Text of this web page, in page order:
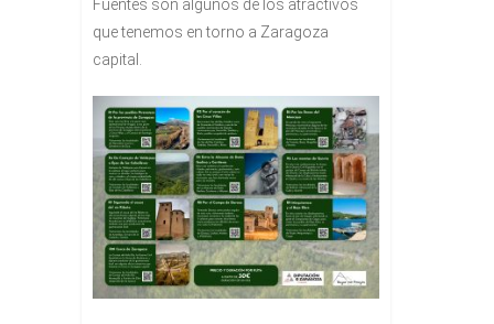
Fuentes son algunos de los atractivos
que tenemos en torno a Zaragoza
capital.